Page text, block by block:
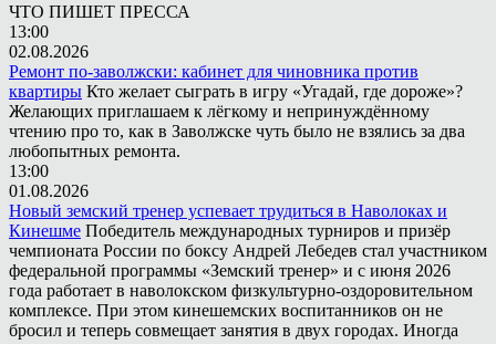
ЧТО ПИШЕТ ПРЕССА
13:00
02.08.2026
Ремонт по-заволжски: кабинет для чиновника против
квартиры Кто желает сыграть в игру «Угадай, где дороже»?
Желающих приглашаем к лёгкому и непринуждённому
чтению про то, как в Заволжске чуть было не взялись за два
любопытных ремонта.
13:00
01.08.2026
Новый земский тренер успевает трудиться в Наволоках и
Кинешме Победитель международных турниров и призёр
чемпионата России по боксу Андрей Лебедев стал участником
федеральной программы «Земский тренер» и с июня 2026
года работает в наволокском физкультурно-оздоровительном
комплексе. При этом кинешемских воспитанников он не
бросил и теперь совмещает занятия в двух городах. Иногда